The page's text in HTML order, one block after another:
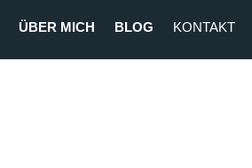
ÜBER MICH BLOG KONTAKT